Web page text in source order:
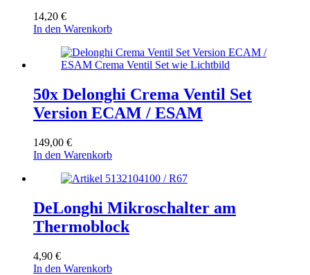
14,20 €
In den Warenkorb
50x Delonghi Crema Ventil Set
Version ECAM / ESAM
149,00 €
In den Warenkorb
DeLonghi Mikroschalter am
Thermoblock
4,90 €
In den Warenkorb